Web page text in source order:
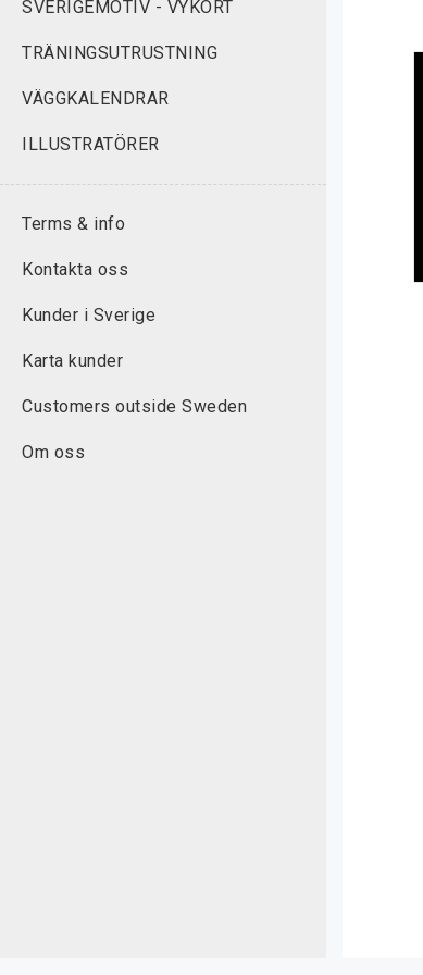
SVERIGEMOTIV - VYKORT
TRÄNINGSUTRUSTNING
VÄGGKALENDRAR
ILLUSTRATÖRER
Terms & info
Kontakta oss
Kunder i Sverige
Karta kunder
Customers outside Sweden
Om oss